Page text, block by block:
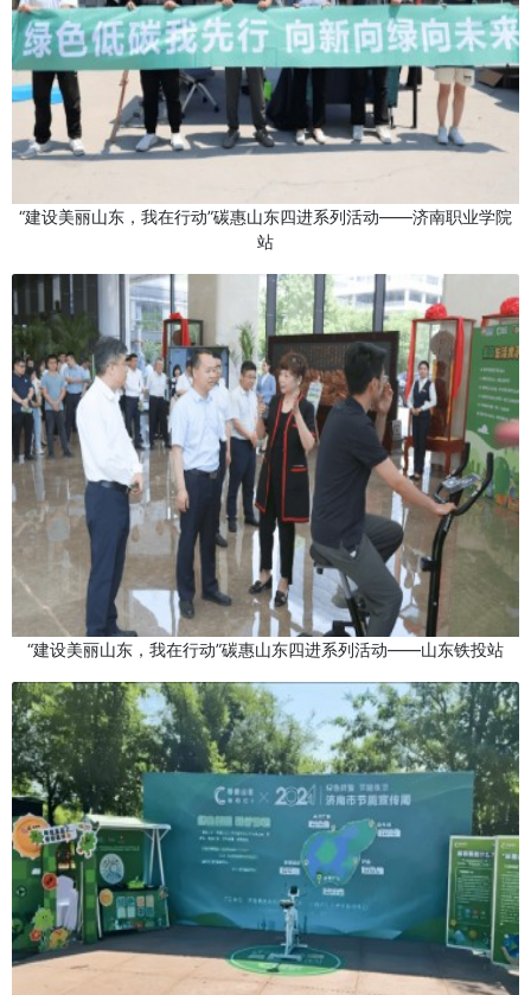
“建设美丽山东，我在行动”碳惠山东四进系列活动——济南职业学院
站
“建设美丽山东，我在行动”碳惠山东四进系列活动——山东铁投站